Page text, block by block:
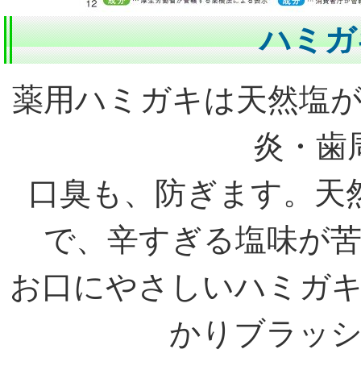
ハミ
薬用ハミガキは天然塩
炎・歯
口臭も、防ぎます。
で、辛すぎる塩味が
お口にやさしいハミガ
かりブラッ